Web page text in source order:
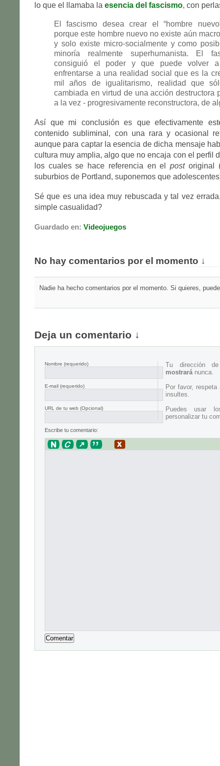
lo que el llamaba la esencia del fascismo, con
El fascismo desea crear el “hombre
porque este hombre nuevo no existe aún
y solo existe micro-socialmente y como
minoría realmente superhumanista. El
consiguió el poder y que puede volver
enfrentarse a una realidad social que es la
mil años de igualitarismo, realidad que
cambiada en virtud de una acción destructora
a la vez - progresivamente reconstructora, de
Así que mi conclusión es que efectivamente
contenido subliminal, con una rara y ocasional
aunque para captar la esencia de dicha mensaje
cultura muy amplia, algo que no encaja con el perfil
los cuales se hace referencia en elpostoriginal
suburbios de Portland, suponemos que
Sé que es una idea muy rebuscada y tal vez
simple casualidad?
Guardado en: Videojuegos
No hay comentarios por el momento ↓
Nadie ha hecho comentarios por el momento. Si quieres,
Deja un comentario ↓
Nombre (requerido)
E-mail (requerido)
URL de tu web (Opcional)
Tu dirección
mostraránunca.
Por favor,
insultes.
Puedes usar
personalizar tu
Escribe tu comentario: